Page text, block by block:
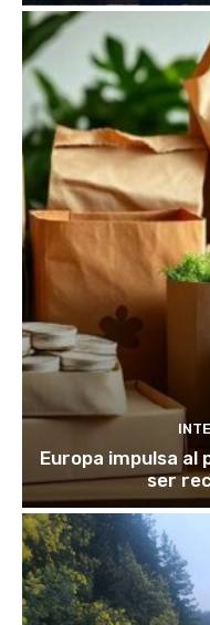
Europa impulsa al
ser